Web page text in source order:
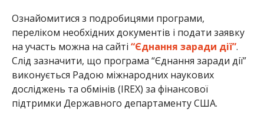
Ознайомитися з подробицями програми,
переліком необхідних документів і подати заявку
на участь можна на сайті “Єднання заради дії”.
Слід зазначити, що програма “Єднання заради дії”
виконується Радою міжнародних наукових
досліджень та обмінів (IREX) за фінансової
підтримки Державного департаменту США.